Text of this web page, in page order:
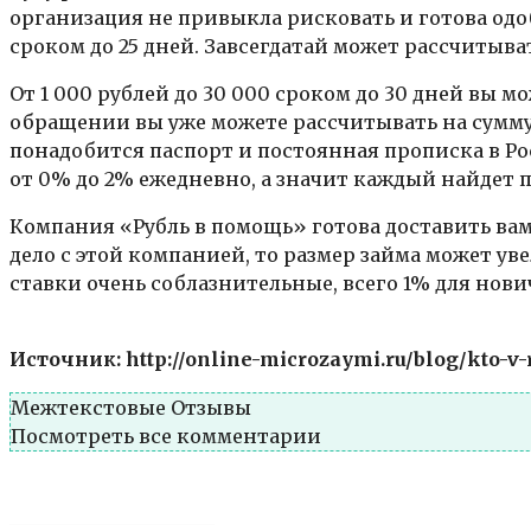
организация не привыкла рисковать и готова
сроком до 25 дней. Завсегдатай может
От 1 000 рублей до 30 000 сроком до 30 дней вы
обращении вы уже можете рассчитывать на
понадобится паспорт и постоянная прописка в
от 0% до 2% ежедневно, а значит каждый найдет
Компания «Рубль в помощь» готова доставить
дело с этой компанией, то размер займа может
ставки очень соблазнительные, всего 1% для
Источник: http://online-microzaymi.ru/blog/kto-
Межтекстовые Отзывы
Посмотреть все комментарии